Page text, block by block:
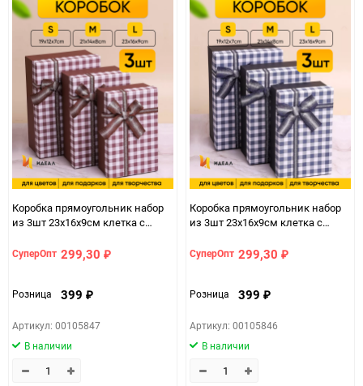
Коробка прямоугольник набор
из 3шт 23х16х9см клетка с
СуперОпт 299,30 ₽
Розница 399 ₽
Артикул: 00105847
В наличии
Коробка прямоугольник набор
из 3шт 23х16х9см клетка с
СуперОпт 299,30 ₽
Розница 399 ₽
Артикул: 00105846
В наличии